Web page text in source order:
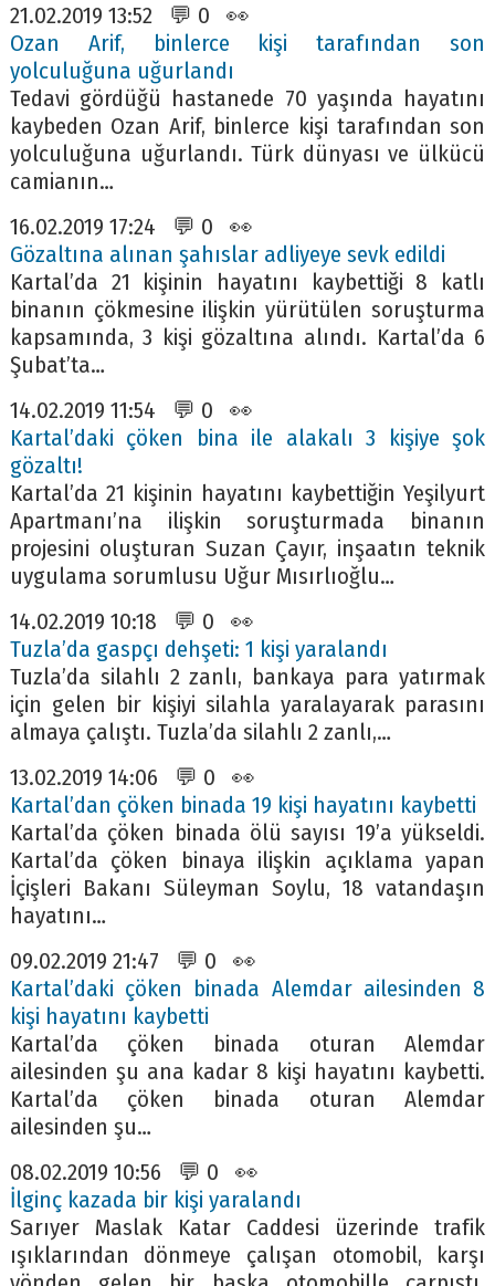
21.02.2019 13:52 💬 0 👀
Ozan Arif, binlerce kişi tarafından son
yolculuğuna uğurlandı
Tedavi gördüğü hastanede 70 yaşında hayatını
kaybeden Ozan Arif, binlerce kişi tarafından son
yolculuğuna uğurlandı. Türk dünyası ve ülkücü
camianın…
16.02.2019 17:24 💬 0 👀
Gözaltına alınan şahıslar adliyeye sevk edildi
Kartal’da 21 kişinin hayatını kaybettiği 8 katlı
binanın çökmesine ilişkin yürütülen soruşturma
kapsamında, 3 kişi gözaltına alındı. Kartal’da 6
Şubat’ta…
14.02.2019 11:54 💬 0 👀
Kartal’daki çöken bina ile alakalı 3 kişiye şok
gözaltı!
Kartal’da 21 kişinin hayatını kaybettiğin Yeşilyurt
Apartmanı’na ilişkin soruşturmada binanın
projesini oluşturan Suzan Çayır, inşaatın teknik
uygulama sorumlusu Uğur Mısırlıoğlu…
14.02.2019 10:18 💬 0 👀
Tuzla’da gaspçı dehşeti: 1 kişi yaralandı
Tuzla’da silahlı 2 zanlı, bankaya para yatırmak
için gelen bir kişiyi silahla yaralayarak parasını
almaya çalıştı. Tuzla’da silahlı 2 zanlı,…
13.02.2019 14:06 💬 0 👀
Kartal’dan çöken binada 19 kişi hayatını kaybetti
Kartal’da çöken binada ölü sayısı 19’a yükseldi.
Kartal’da çöken binaya ilişkin açıklama yapan
İçişleri Bakanı Süleyman Soylu, 18 vatandaşın
hayatını…
09.02.2019 21:47 💬 0 👀
Kartal’daki çöken binada Alemdar ailesinden 8
kişi hayatını kaybetti
Kartal’da çöken binada oturan Alemdar
ailesinden şu ana kadar 8 kişi hayatını kaybetti.
Kartal’da çöken binada oturan Alemdar
ailesinden şu…
08.02.2019 10:56 💬 0 👀
İlginç kazada bir kişi yaralandı
Sarıyer Maslak Katar Caddesi üzerinde trafik
ışıklarından dönmeye çalışan otomobil, karşı